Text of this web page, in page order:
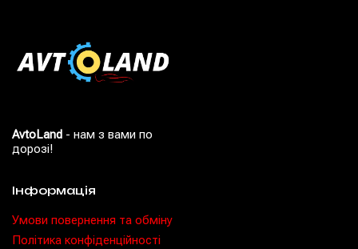
AvtoLand - нам з вами по
дорозі!
Інформація
Умови повернення та обміну
Політика конфіденційності